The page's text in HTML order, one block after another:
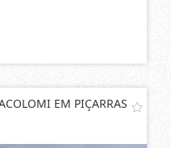
EM PIÇARRAS